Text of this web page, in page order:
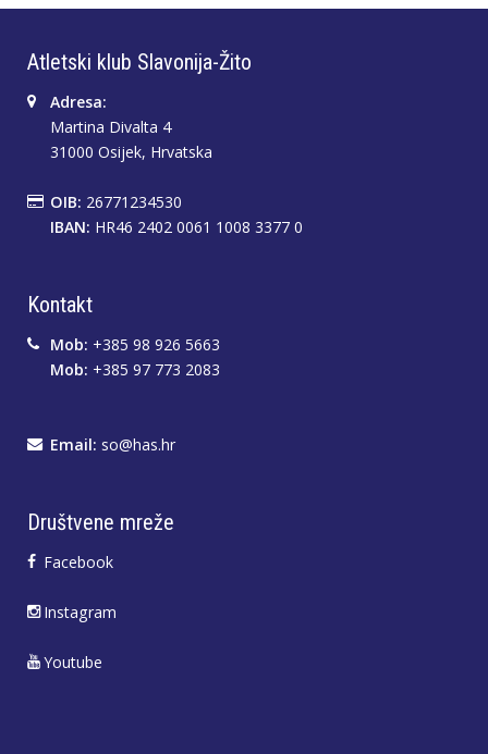
Atletski klub Slavonija-Žito
Adresa:
Martina Divalta 4
31000 Osijek, Hrvatska
OIB: 26771234530
IBAN: HR46 2402 0061 1008 3377 0
Kontakt
Mob: +385 98 926 5663
Mob: +385 97 773 2083
Email: so@has.hr
Društvene mreže
Facebook
Instagram
Youtube